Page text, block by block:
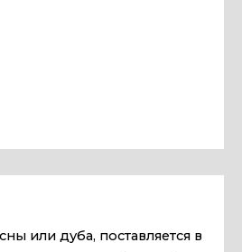
или дуба, поставляется в